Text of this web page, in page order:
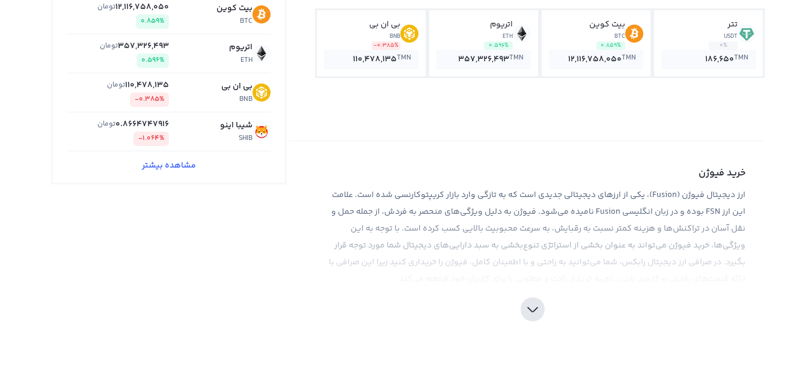
تتر
USDT
0%
186,650TMN
بیت کوین
BTC
0.859%
12,116,758,050TMN
اتریوم
ETH
0.596%
357,326,493TMN
بی ان بی
BNB
-0.385%
110,478,135TMN
خرید فیوژن
ارز دیجیتال فیوژن (Fusion)، یکی از ارزهای دیجیتالی جدیدی است که به تازگی وارد بازار کریپتوکارنسی شده است. علامت
این ارز FSN بوده و در زبان انگلیسی Fusion نامیده می‌شود. فیوژن به دلیل ویژگی‌های منحصر به فردش، از جمله حمل و
نقل آسان در تراکنش‌ها و هزینه کمتر نسبت به رقبایش، به سرعت محبوبیت بالایی کسب کرده است. با توجه به این
ویژگی‌ها، خرید فیوژن می‌تواند به عنوان بخشی از استراتژی تنوع‌بخشی به سبد دارایی‌های دیجیتال شما مورد توجه قرار
بگیرد. در صرافی ارز دیجیتال رابکس، شما می‌توانید به راحتی و با اطمینان کامل، فیوژن را خریداری کنید زیرا این صرافی با
مانند هر نوع سرمایه‌گذاری دیگری در بازار ارزهای دیجیتال، برای سرمایه‌گذاری در فیوژن نیازمند تحقیقات و توجه به جزئیات
بازار هستید. با توجه به نوسانات قیمتی موجود در بازار کریپتوکارنسی، تحقیقات کامل و درک عمیق از بازار قبل از خرید
بیت کوین
BTC
12,116,758,050تومان
0.859%
اتریوم
ETH
357,326,493تومان
0.596%
بی ان بی
BNB
110,478,135تومان
-0.385%
شیبا اینو
SHIB
0.8664747916تومان
-1.064%
مشاهده بیشتر